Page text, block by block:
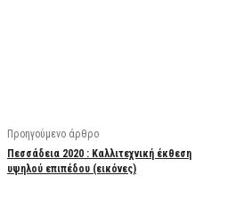
Προηγούμενο άρθρο
Πεσσάδεια 2020 : Καλλιτεχνική έκθεση
υψηλού επιπέδου (εικόνες)